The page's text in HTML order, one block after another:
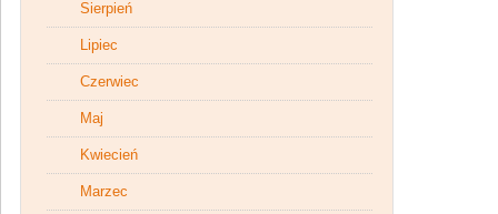
Sierpień
Lipiec
Czerwiec
Maj
Kwiecień
Marzec